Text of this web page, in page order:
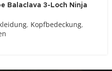
Balaclava 3-Loch Ninja
, Kopfbedeckung,